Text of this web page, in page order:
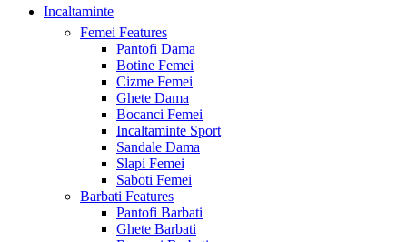
Incaltaminte
Femei Features
Pantofi Dama
Botine Femei
Cizme Femei
Ghete Dama
Bocanci Femei
Incaltaminte Sport
Sandale Dama
Slapi Femei
Saboti Femei
Barbati Features
Pantofi Barbati
Ghete Barbati